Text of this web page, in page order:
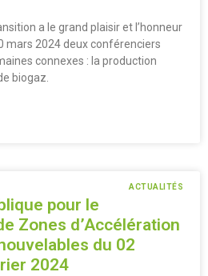
a le grand plaisir et l’honneur
mars 2024 deux conférenciers
connexes : la production
biogaz.
ACTUALITÉS
pour le
Zones d’Accélération
du 02
2024